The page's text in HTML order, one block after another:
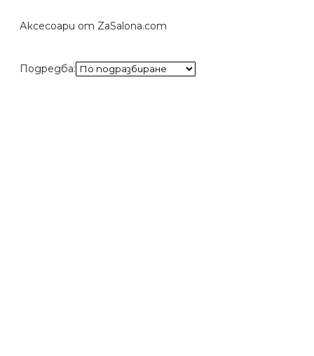
Аксесоари от ZaSalona.com
Подредба: